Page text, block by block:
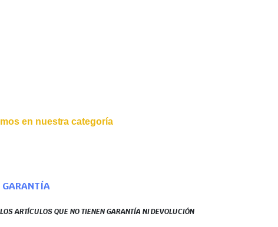
en nuestra categoría
GARANTÍA
ARTÍCULOS QUE NO TIENEN GARANTÍA NI DEVOLUCIÓN